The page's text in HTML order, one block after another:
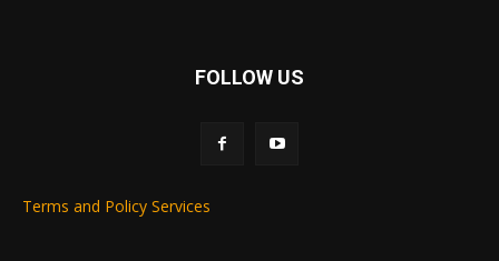
FOLLOW US
Terms and Policy Services